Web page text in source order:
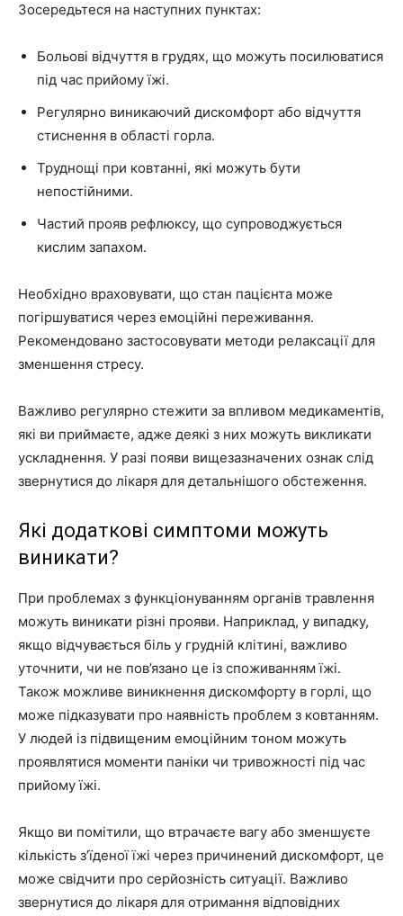
Зосередьтеся на наступних пунктах:
Больові відчуття в грудях, що можуть посилюватися
під час прийому їжі.
Регулярно виникаючий дискомфорт або відчуття
стиснення в області горла.
Труднощі при ковтанні, які можуть бути
непостійними.
Частий прояв рефлюксу, що супроводжується
кислим запахом.
Необхідно враховувати, що стан пацієнта може
погіршуватися через емоційні переживання.
Рекомендовано застосовувати методи релаксації для
зменшення стресу.
Важливо регулярно стежити за впливом медикаментів,
які ви приймаєте, адже деякі з них можуть викликати
ускладнення. У разі появи вищезазначених ознак слід
звернутися до лікаря для детальнішого обстеження.
Які додаткові симптоми можуть
виникати?
При проблемах з функціонуванням органів травлення
можуть виникати різні прояви. Наприклад, у випадку,
якщо відчувається біль у грудній клітині, важливо
уточнити, чи не пов’язано це із споживанням їжі.
Також можливе виникнення дискомфорту в горлі, що
може підказувати про наявність проблем з ковтанням.
У людей із підвищеним емоційним тоном можуть
проявлятися моменти паніки чи тривожності під час
прийому їжі.
Якщо ви помітили, що втрачаєте вагу або зменшуєте
кількість з’їденої їжі через причинений дискомфорт, це
може свідчити про серйозність ситуації. Важливо
звернутися до лікаря для отримання відповідних